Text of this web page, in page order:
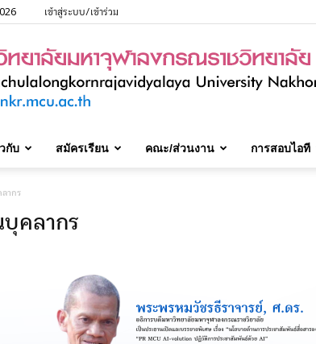
เข้าสู่ระบบ/เข้าร่วม
กับ สมัครเรียน คณะ/ส่วนงาน การสอบไอที
ลากร
บุคลากร